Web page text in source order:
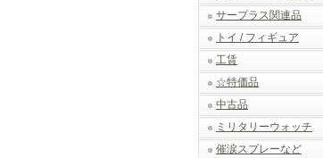
サープラス関連品
トイ / フィギュア
工賃
☆特価品
中古品
ミリタリーウォッチ
催涙スプレーなど